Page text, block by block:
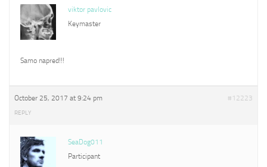
viktor pavlovic
Keymaster
Samo napred!!!
October 25, 2017 at 9:24 pm #12223
REPLY
SeaDog011
Participant